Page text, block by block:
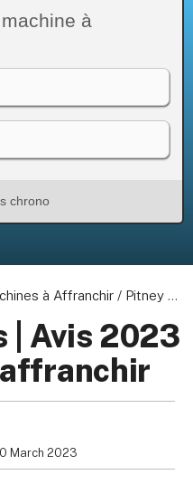
à
chrono
à Affranchir / Pitney Bowes | Avis 2023 | Machines à affranchir
| Avis 2023
affranchir
March 2023